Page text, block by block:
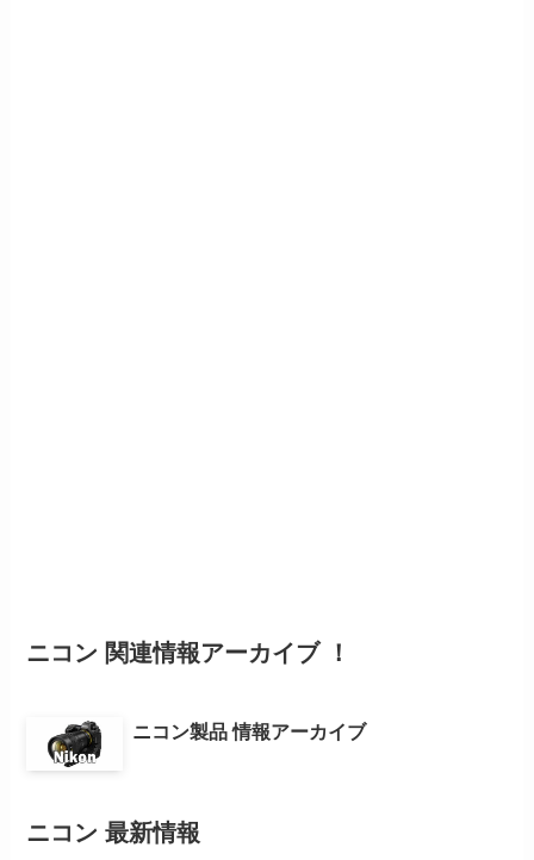
ニコン 関連情報アーカイブ ！
ニコン製品 情報アーカイブ
ニコン 最新情報